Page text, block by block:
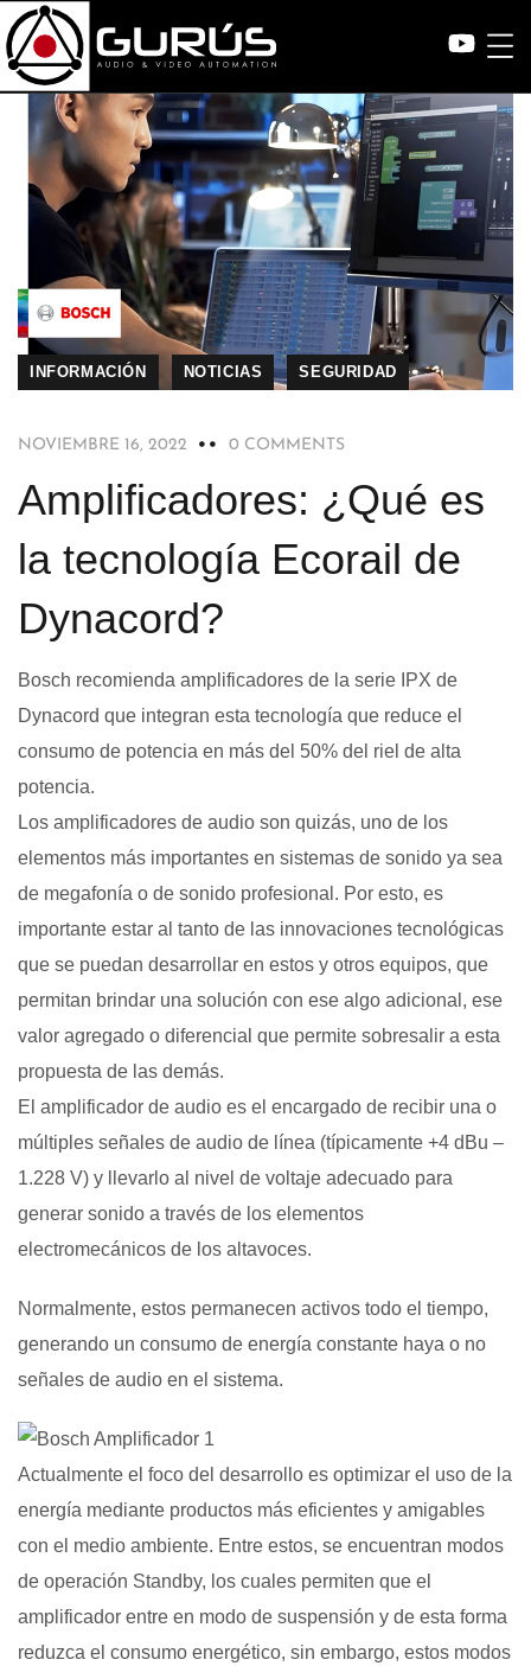
INFORMACIÓN NOTICIAS SEGURIDAD
NOVIEMBRE 16, 2022 0 COMMENTS
Amplificadores: ¿Qué es
la tecnología Ecorail de
Dynacord?
Bosch recomienda amplificadores de la serie IPX de
Dynacord que integran esta tecnología que reduce el
consumo de potencia en más del 50% del riel de alta
potencia.
Los amplificadores de audio son quizás, uno de los
elementos más importantes en sistemas de sonido ya sea
de megafonía o de sonido profesional. Por esto, es
importante estar al tanto de las innovaciones tecnológicas
que se puedan desarrollar en estos y otros equipos, que
permitan brindar una solución con ese algo adicional, ese
valor agregado o diferencial que permite sobresalir a esta
propuesta de las demás.
El amplificador de audio es el encargado de recibir una o
múltiples señales de audio de línea (típicamente +4 dBu –
1.228 V) y llevarlo al nivel de voltaje adecuado para
generar sonido a través de los elementos
electromecánicos de los altavoces.
Normalmente, estos permanecen activos todo el tiempo,
generando un consumo de energía constante haya o no
señales de audio en el sistema.
Actualmente el foco del desarrollo es optimizar el uso de la
energía mediante productos más eficientes y amigables
con el medio ambiente. Entre estos, se encuentran modos
de operación Standby, los cuales permiten que el
amplificador entre en modo de suspensión y de esta forma
reduzca el consumo energético, sin embargo, estos modos